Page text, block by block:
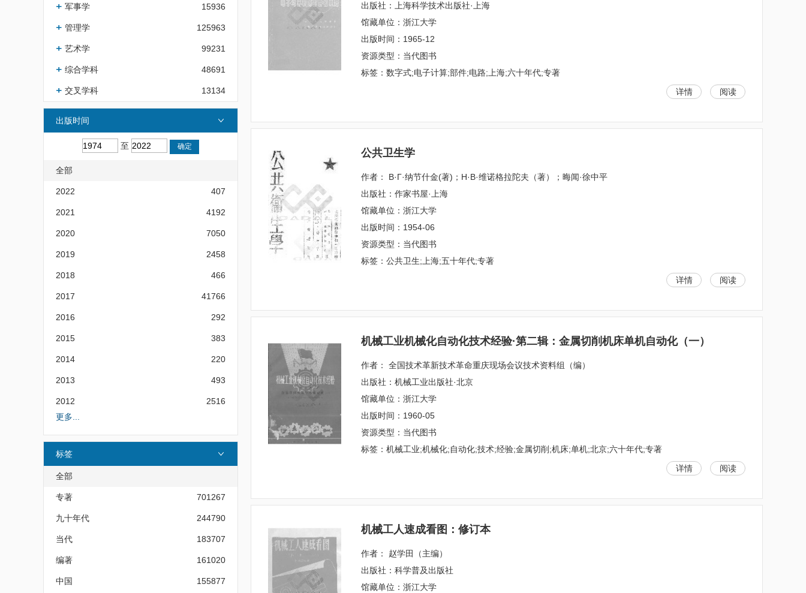
军事学 15936
管理学 125963
艺术学 99231
综合学科 48691
交叉学科 13134
出版时间
至
全部
2022 407
2021 4192
2020 7050
2019 2458
2018 466
2017 41766
2016 292
2015 383
2014 220
2013 493
2012
2516
更多...
标签
全部
专著 701267
九十年代 244790
当代 183707
编著 161020
中国 155877
出版社：上海科学技术出版社·上海
馆藏单位：浙江大学
出版时间：1965-12
资源类型：当代图书
标签：数字式;电子计算;部件;电路;上海;六十年代;专著
详情
阅读
公共卫生学
作者： В·Г·纳节什金(著)；Н·В·维诺格拉陀夫（著）；晦闻·徐中平
出版社：作家书屋·上海
馆藏单位：浙江大学
出版时间：1954-06
资源类型：当代图书
标签：公共卫生;上海;五十年代;专著
详情
阅读
机械工业机械化自动化技术经验·第二辑：金属切削机床单机自动化（一）
作者： 全国技术革新技术革命重庆现场会议技术资料组（编）
出版社：机械工业出版社·北京
馆藏单位：浙江大学
出版时间：1960-05
资源类型：当代图书
标签：机械工业;机械化;自动化;技术;经验;金属切削;机床;单机;北京;六十年代;专著
详情
阅读
机械工人速成看图：修订本
作者： 赵学田（主编）
出版社：科学普及出版社
馆藏单位：浙江大学